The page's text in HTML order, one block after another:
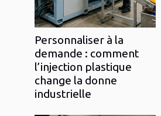
Personnaliser à la
demande : comment
l’injection plastique
change la donne
industrielle